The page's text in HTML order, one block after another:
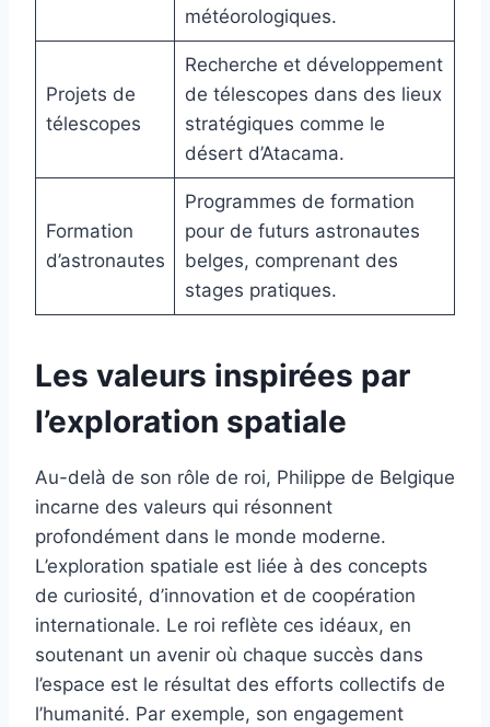
météorologiques.
Projets de
télescopes
Recherche et développement
de télescopes dans des lieux
stratégiques comme le
désert d’Atacama.
Formation
d’astronautes
Programmes de formation
pour de futurs astronautes
belges, comprenant des
stages pratiques.
Les valeurs inspirées par
l’exploration spatiale
Au-delà de son rôle de roi, Philippe de Belgique
incarne des valeurs qui résonnent
profondément dans le monde moderne.
L’exploration spatiale est liée à des concepts
de curiosité, d’innovation et de coopération
internationale. Le roi reflète ces idéaux, en
soutenant un avenir où chaque succès dans
l’espace est le résultat des efforts collectifs de
l’humanité. Par exemple, son engagement